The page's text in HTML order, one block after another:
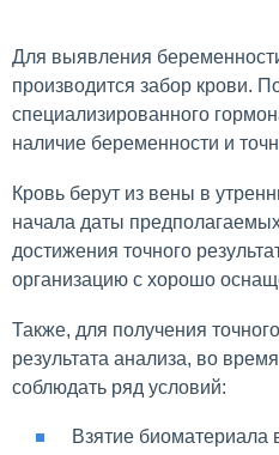
Для выявления
производится забор крови.
специализированного
наличие беременности и
Кровь берут из вены в
начала даты
достижения точного
организацию с хорошо
Также, для получения
результата анализа, во
соблюдать ряд условий:
Взятие биоматериала